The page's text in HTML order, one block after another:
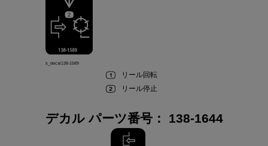
s_decal138-1589
リール回転
リール停止
デカル パーツ番号： 138-1644